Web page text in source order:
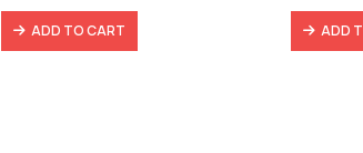
19,90 €.15,74 €.
ADD TO CART ADD